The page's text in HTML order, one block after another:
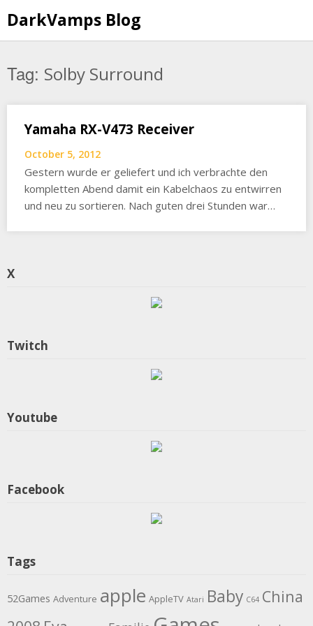
to
content
DarkVamps Blog
Tag: Solby Surround
Yamaha RX-V473 Receiver
October 5, 2012
Gestern wurde er geliefert und ich verbrachte den
kompletten Abend damit ein Kabelchaos zu entwirren
und neu zu sortieren. Nach guten drei Stunden war…
X
Twitch
Youtube
Facebook
Tags
52Games Adventure apple AppleTV Atari Baby C64 China